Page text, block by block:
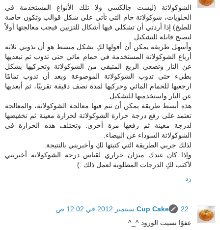
الشوكولاتة (ليست جالكسي ولا تلك الأنواع المستخدمة في
الحلويات، شوكولاتة خام التي تأتي على شكل قوالب وتكون خاصة
للطبخ) إذا أردتي أن تشكلي فيها أشكال للتزيين فيجب معالجتها أولاً
لتصبح قابلة للتشكيل.
وأسهل طريقة يمكن أن أقولها لكِ بشكل مبسط هو أن تذوبي ثلاثة
أرباع الشوكولاتة المستخدمة في حمام مائي حتى تذوب ثم تبعديها
عن النار وتضعي الربع المتبقي من الشوكولاتة وتحركيها بشكل
بطيء حتى تذوب الشوكولاتة الموضوعة وبعد أن تذوب تمامًا
ارجعيها للحمام المائي وحركيها لمدة نصف دقيقة تقريبًا، ثم أبعديها
عن النار واستخدميها للتشكيل.
هذه أبسط طريقة يمكن أن تتم فيها معالجة الشوكولاتة، والمعالجة
تعتمد على رفع درجة حرارة الشوكولاتة لحرارة معينة ثم تخفيضها
لدرجة معينة ثم رفعها مرة أخرى. وتختلف هذه الحرارة في
الشوكولاتة السوداء عن البيضاء.
لذلك جربي الطريقة التي كتبتها لكِ وأخبريني بالنتيجة.
وإذا كان عندك ميزان حراري لقياس درجة الشوكولاتة أخبريني
لأكتب لكِ الدرجات المطلوبة لعمل ذلك :)
رد
Cup Cake
22 سبتمبر 2012 في 12:02 ص
عفوًا نسيت الورود ^_^